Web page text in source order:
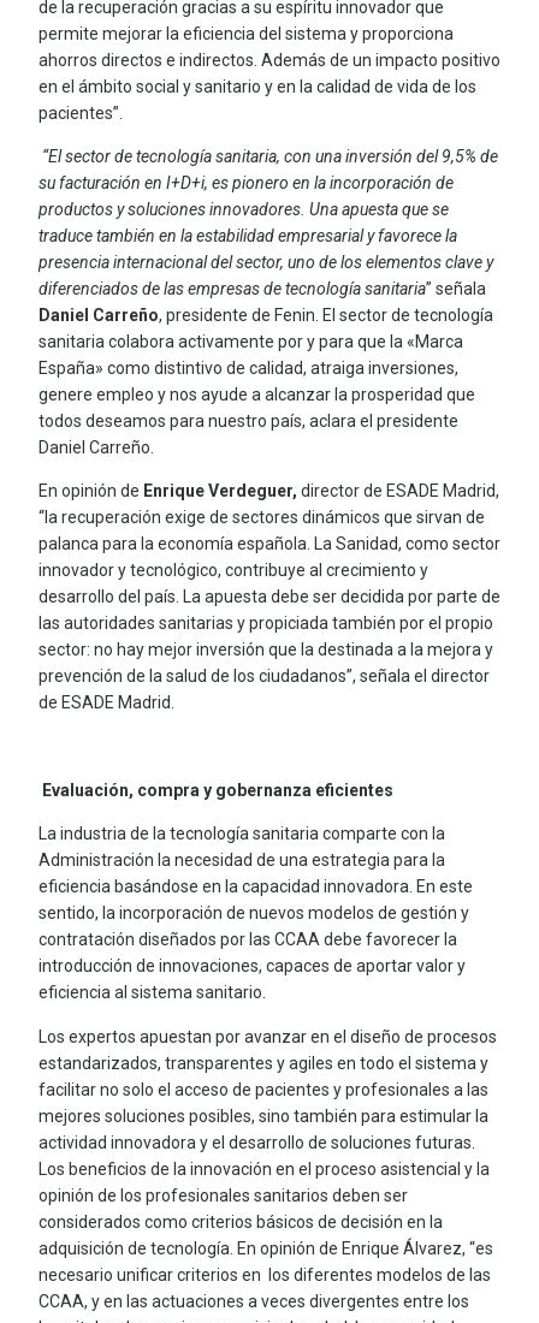
de la recuperación gracias a su espíritu innovador que
permite mejorar la eficiencia del sistema y proporciona
ahorros directos e indirectos. Además de un impacto positivo
en el ámbito social y sanitario y en la calidad de vida de los
pacientes”.
“El sector de tecnología sanitaria, con una inversión del 9,5% de
su facturación en I+D+i, es pionero en la incorporación de
productos y soluciones innovadores. Una apuesta que se
traduce también en la estabilidad empresarial y favorece la
presencia internacional del sector, uno de los elementos clave y
diferenciados de las empresas de tecnología sanitaria” señala
Daniel Carreño, presidente de Fenin. El sector de tecnología
sanitaria colabora activamente por y para que la «Marca
España» como distintivo de calidad, atraiga inversiones,
genere empleo y nos ayude a alcanzar la prosperidad que
todos deseamos para nuestro país, aclara el presidente
Daniel Carreño.
En opinión de Enrique Verdeguer, director de ESADE Madrid,
“la recuperación exige de sectores dinámicos que sirvan de
palanca para la economía española. La Sanidad, como sector
innovador y tecnológico, contribuye al crecimiento y
desarrollo del país. La apuesta debe ser decidida por parte de
las autoridades sanitarias y propiciada también por el propio
sector: no hay mejor inversión que la destinada a la mejora y
prevención de la salud de los ciudadanos”, señala el director
de ESADE Madrid.
Evaluación, compra y gobernanza eficientes
La industria de la tecnología sanitaria comparte con la
Administración la necesidad de una estrategia para la
eficiencia basándose en la capacidad innovadora. En este
sentido, la incorporación de nuevos modelos de gestión y
contratación diseñados por las CCAA debe favorecer la
introducción de innovaciones, capaces de aportar valor y
eficiencia al sistema sanitario.
Los expertos apuestan por avanzar en el diseño de procesos
estandarizados, transparentes y agiles en todo el sistema y
facilitar no solo el acceso de pacientes y profesionales a las
mejores soluciones posibles, sino también para estimular la
actividad innovadora y el desarrollo de soluciones futuras.
Los beneficios de la innovación en el proceso asistencial y la
opinión de los profesionales sanitarios deben ser
considerados como criterios básicos de decisión en la
adquisición de tecnología. En opinión de Enrique Álvarez, “es
necesario unificar criterios en los diferentes modelos de las
CCAA, y en las actuaciones a veces divergentes entre los